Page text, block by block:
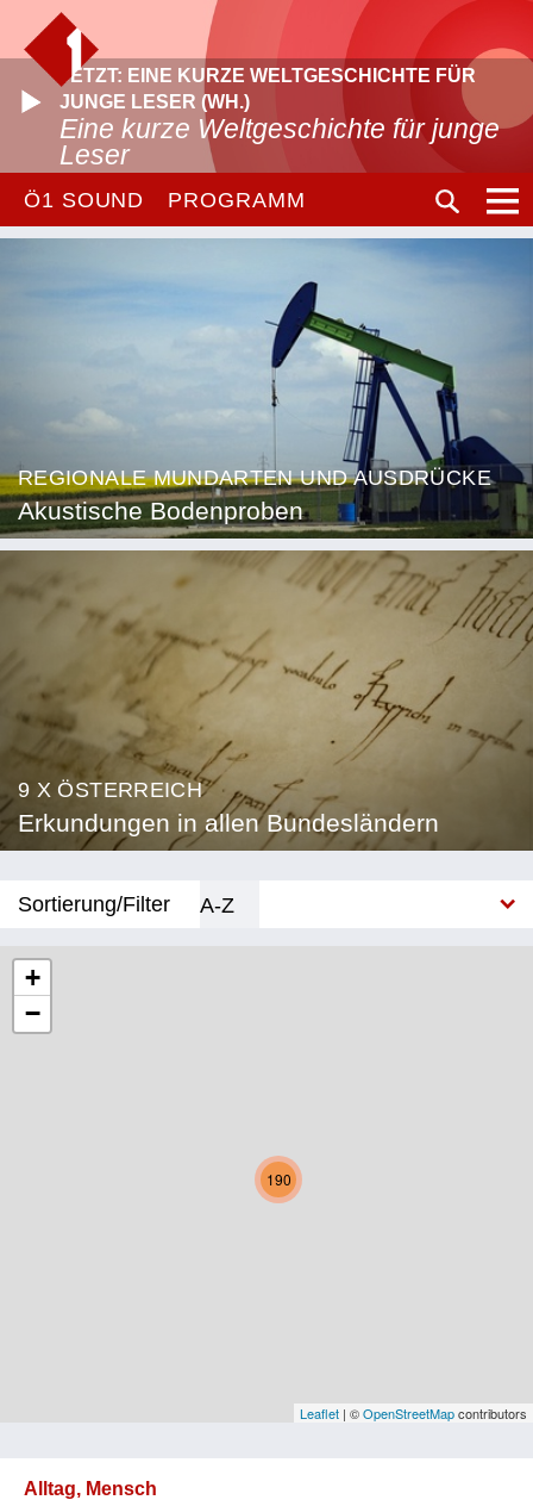
JETZT: EINE KURZE WELTGESCHICHTE FÜR
JUNGE LESER (WH.)
Eine kurze Weltgeschichte für junge
Leser
Ö1 SOUND PROGRAMM
REGIONALE MUNDARTEN UND AUSDRÜCKE
Akustische Bodenproben
9 X ÖSTERREICH
Erkundungen in allen Bundesländern
Sortierung/Filter
A-Z
Niederösterreich
Oberösterreich
Vorarlberg
190
+
−
Leaflet | ©OpenStreetMapcontributors
Alltag, Mensch